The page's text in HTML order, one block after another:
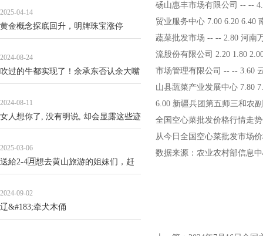
2025-04-14
黄金概念探底回升，明牌珠宝涨停
2024-08-24
吹过的牛都实现了！余承东否认余大嘴
2024-08-11
女人想你了, 没有明说, 却会显露这些迹
2025-03-06
送給2-4🈷️想去黄山旅游的姐妹们，赶
2024-09-02
辽&#183;牵犬木俑
砀山惠丰市场有限公司 -- --
贸业服务中心 7.00 6.20 6.40
蔬菜批发市场 -- -- 2.80 河南
流股份有限公司 2.20 1.80
市场管理有限公司 -- -- 3.60
山县蔬菜产业发展中心 7.80
6.00 新疆兵团第五师三和农
全国空心菜批发价格行情走
从今日全国空心菜批发市场
数据来源：农业农村部信息